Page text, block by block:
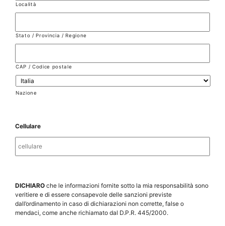
Località
Stato / Provincia / Regione
CAP / Codice postale
Nazione
Cellulare
Veridicità
dei
dati
DICHIARO che le informazioni fornite sotto la mia responsabilità sono
veritiere e di essere consapevole delle sanzioni previste
dall’ordinamento in caso di dichiarazioni non corrette, false o
mendaci, come anche richiamato dal D.P.R. 445/2000.